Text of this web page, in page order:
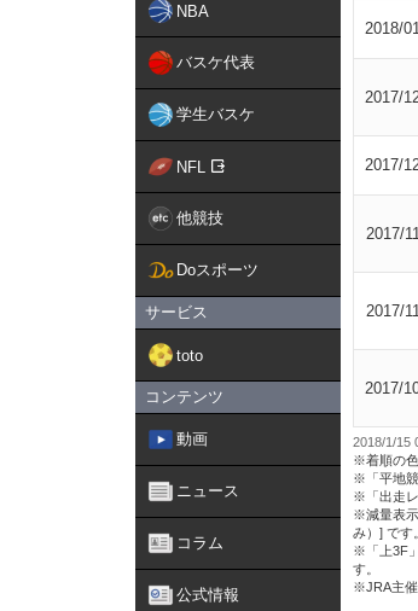
NBA
バスケ代表
学生バスケ
NFL
他競技
Doスポーツ
サービス
toto
コンテンツ
動画
ニュース
コラム
公式情報
2018/
2017/
2017/
2017/
2017/
2017/
2018/1/15
※着順の
※「平地競
※「出走レ
※減量表
み）] です。
※「上3F
す。
※JRA主催